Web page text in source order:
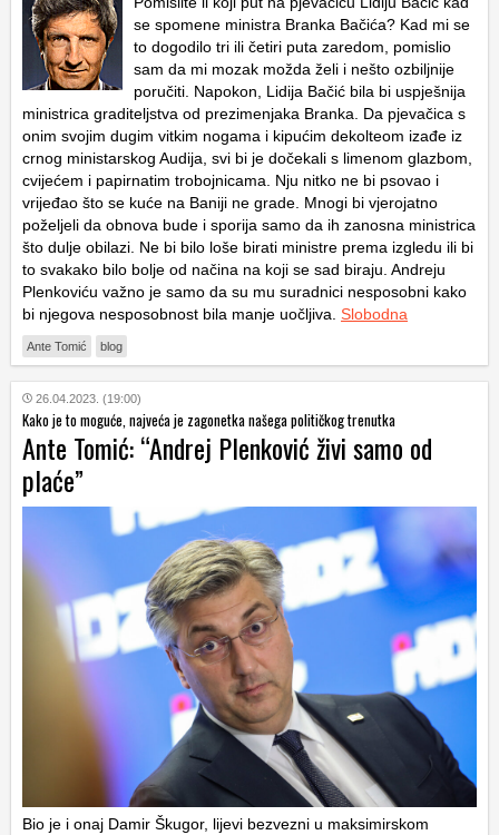
se spomene ministra Branka Bačića? Kad mi se
to dogodilo tri ili četiri puta zaredom, pomislio
sam da mi mozak možda želi i nešto ozbiljnije
poručiti. Napokon, Lidija Bačić bila bi uspješnija
ministrica graditeljstva od prezimenjaka Branka. Da pjevačica s
onim svojim dugim vitkim nogama i kipućim dekolteom izađe iz
crnog ministarskog Audija, svi bi je dočekali s limenom glazbom,
cvijećem i papirnatim trobojnicama. Nju nitko ne bi psovao i
vrijeđao što se kuće na Baniji ne grade. Mnogi bi vjerojatno
poželjeli da obnova bude i sporija samo da ih zanosna ministrica
što dulje obilazi. Ne bi bilo loše birati ministre prema izgledu ili bi
to svakako bilo bolje od načina na koji se sad biraju. Andreju
Plenkoviću važno je samo da su mu suradnici nesposobni kako
bi njegova nesposobnost bila manje uočljiva. Slobodna
Ante Tomić blog
26.04.2023. (19:00)
Kako je to moguće, najveća je zagonetka našega političkog trenutka
Ante Tomić: “Andrej Plenković živi samo od
plaće”
Bio je i onaj Damir Škugor, lijevi bezvezni u maksimirskom